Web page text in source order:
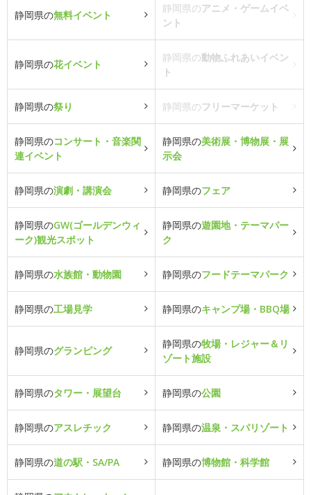
静岡県の無料イベント
静岡県のアニメ・ゲームイベ
ント
静岡県の花イベント
静岡県の動物ふれあいイベン
ト
静岡県の祭り 静岡県のフリーマーケット
静岡県のコンサート・音楽関
連イベント
静岡県の美術展・博物展・展
示会
静岡県の演劇・講演会 静岡県のフェア
静岡県のGW(ゴールデンウィ
ーク)観光スポット
静岡県の遊園地・テーマパー
ク
静岡県の水族館・動物園 静岡県のフードテーマパーク
静岡県の工場見学 静岡県のキャンプ場・BBQ場
静岡県のグランピング
静岡県の牧場・レジャー＆リ
ゾート施設
静岡県のタワー・展望台 静岡県の公園
静岡県のアスレチック 静岡県の温泉・スパリゾート
静岡県の道の駅・SA/PA 静岡県の博物館・科学館